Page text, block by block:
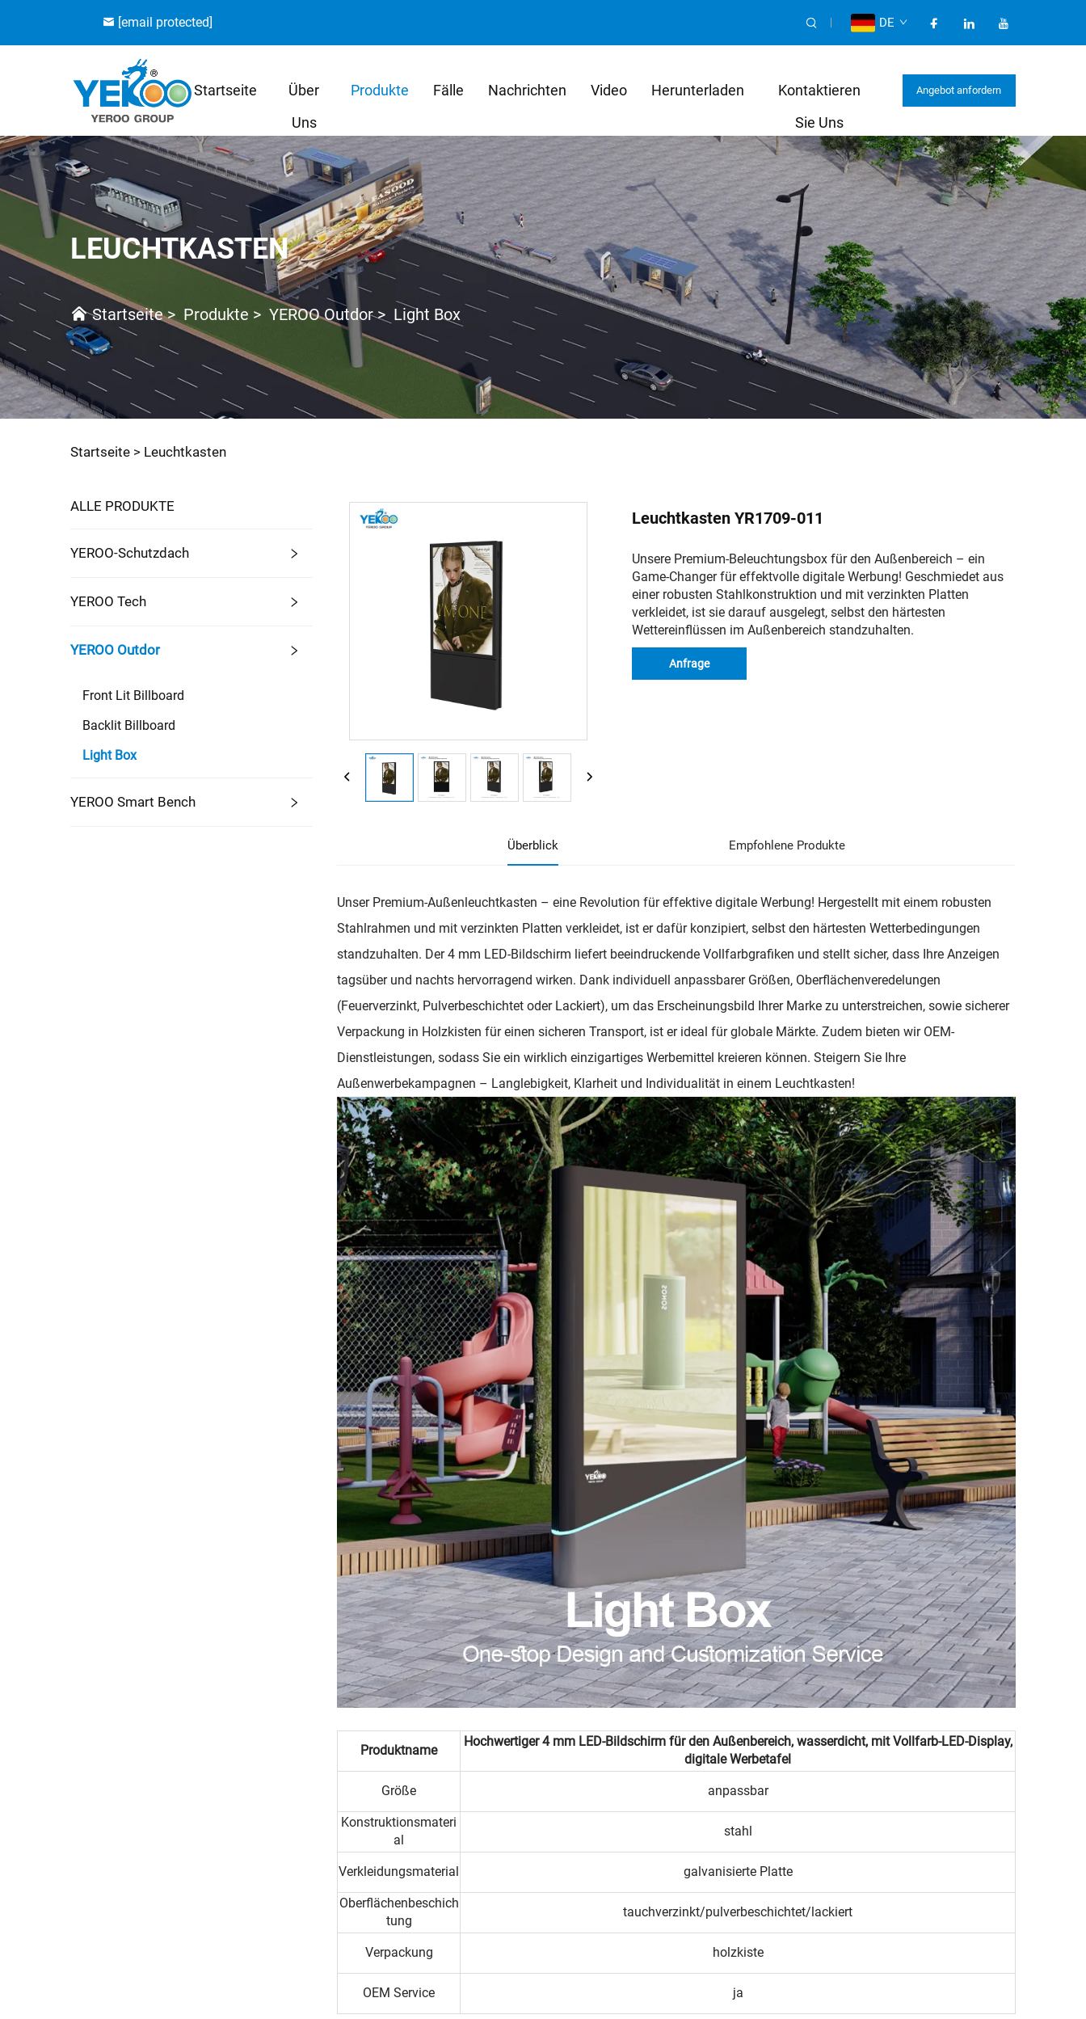
[email protected] DE
Startseite
Über
Uns
Produkte Fälle Nachrichten Video Herunterladen
Kontaktieren
Sie Uns
Angebot anfordern
LEUCHTKASTEN
Startseite> Produkte > YEROO Outdor> Light Box
Startseite > Leuchtkasten
ALLE PRODUKTE
YEROO-Schutzdach
YEROO Tech
YEROO Outdor
Front Lit Billboard
Backlit Billboard
Light Box
YEROO Smart Bench
Leuchtkasten YR1709-011
Unsere Premium-Beleuchtungsbox für den Außenbereich – ein
Game-Changer für effektvolle digitale Werbung! Geschmiedet aus
einer robusten Stahlkonstruktion und mit verzinkten Platten
verkleidet, ist sie darauf ausgelegt, selbst den härtesten
Wettereinflüssen im Außenbereich standzuhalten.
Anfrage
Überblick Empfohlene Produkte
Unser Premium-Außenleuchtkasten – eine Revolution für effektive digitale Werbung! Hergestellt mit einem robusten
Stahlrahmen und mit verzinkten Platten verkleidet, ist er dafür konzipiert, selbst den härtesten Wetterbedingungen
standzuhalten. Der 4 mm LED-Bildschirm liefert beeindruckende Vollfarbgrafiken und stellt sicher, dass Ihre Anzeigen
tagsüber und nachts hervorragend wirken. Dank individuell anpassbarer Größen, Oberflächenveredelungen
(Feuerverzinkt, Pulverbeschichtet oder Lackiert), um das Erscheinungsbild Ihrer Marke zu unterstreichen, sowie sicherer
Verpackung in Holzkisten für einen sicheren Transport, ist er ideal für globale Märkte. Zudem bieten wir OEM-
Dienstleistungen, sodass Sie ein wirklich einzigartiges Werbemittel kreieren können. Steigern Sie Ihre
Außenwerbekampagnen – Langlebigkeit, Klarheit und Individualität in einem Leuchtkasten!
Produktname
Hochwertiger 4 mm LED-Bildschirm für den Außenbereich, wasserdicht, mit Vollfarb-LED-Display,
digitale Werbetafel
Größe anpassbar
Konstruktionsmateri
al
stahl
Verkleidungsmaterial galvanisierte Platte
Oberflächenbeschich
tung
tauchverzinkt/pulverbeschichtet/lackiert
Verpackung holzkiste
OEM Service ja